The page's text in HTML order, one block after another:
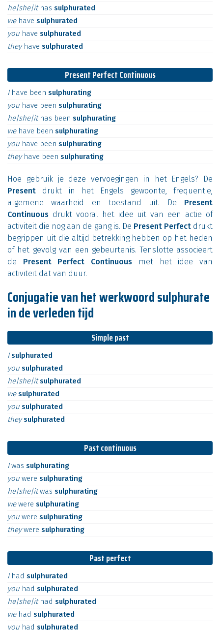
he|she|it has sulphurated
we have sulphurated
you have sulphurated
they have sulphurated
Present Perfect Continuous
I have been sulphurating
you have been sulphurating
he|she|it has been sulphurating
we have been sulphurating
you have been sulphurating
they have been sulphurating
Hoe gebruik je deze vervoegingen in het Engels? De
Present drukt in het Engels gewoonte, frequentie,
algemene waarheid en toestand uit. De Present
Continuous drukt vooral het idee uit van een actie of
activiteit die nog aan de gang is. De Present Perfectdrukt
begrippen uit die altijd betrekking hebben op het heden
of het gevolg van een gebeurtenis. Tenslotte associeert
de Present Perfect Continuous met het idee van
activiteit dat van duur.
Conjugatie van het werkwoord sulphurate
in de verleden tijd
Simple past
Isulphurated
you sulphurated
he|she|itsulphurated
wesulphurated
you sulphurated
theysulphurated
Past continuous
Iwas sulphurating
you were sulphurating
he|she|itwas sulphurating
wewere sulphurating
you were sulphurating
theywere sulphurating
Past perfect
I had sulphurated
you had sulphurated
he|she|it had sulphurated
we had sulphurated
you had sulphurated